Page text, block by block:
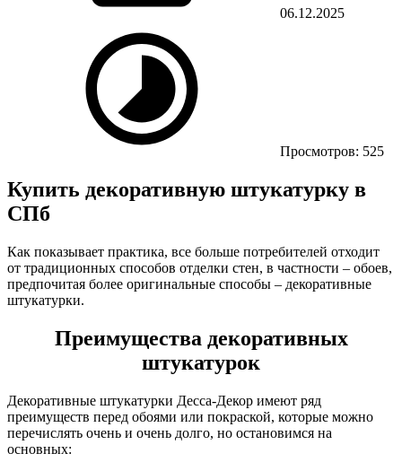
06.12.2025
Просмотров: 525
Купить декоративную штукатурку в
СПб
Как показывает практика, все больше потребителей отходит
от традиционных способов отделки стен, в частности – обоев,
предпочитая более оригинальные способы – декоративные
штукатурки.
Преимущества декоративных
штукатурок
Декоративные штукатурки Десса-Декор имеют ряд
преимуществ перед обоями или покраской, которые можно
перечислять очень и очень долго, но остановимся на
основных: